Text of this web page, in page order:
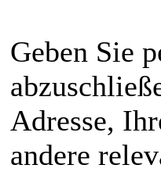
Geben Sie
Adresse,
andere